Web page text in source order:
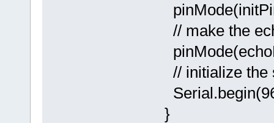
// make the
// initialize the
}